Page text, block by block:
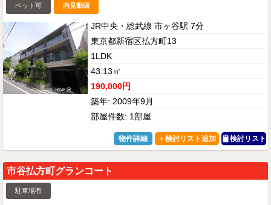
ペット可 内見動画
JR中央・総武線 市ヶ谷駅 7分
東京都新宿区払方町13
1LDK
43.13㎡
190,000円
築年: 2009年9月
部屋件数: 1部屋
物件詳細 検討リスト
市谷払方町グランコート
駐車場有